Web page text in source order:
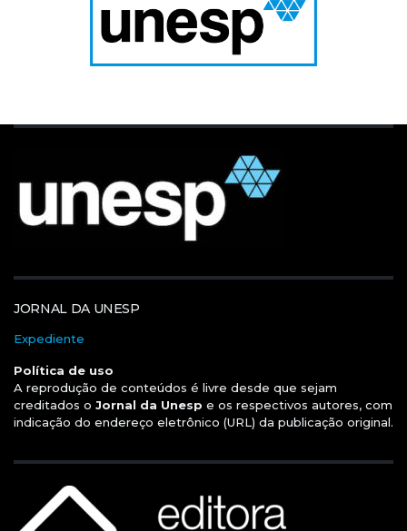
JORNAL DA UNESP
Expediente
Política de uso
A reprodução de conteúdos é livre desde que sejam
creditados o Jornal da Unesp e os respectivos autores, com
indicação do endereço eletrônico (URL) da publicação original.